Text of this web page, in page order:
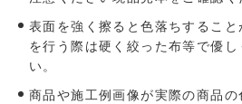
表面を強く擦ると色落ちすること
を行う際は硬く絞った布等で優し
い。
商品や施工例画像が実際の商品の